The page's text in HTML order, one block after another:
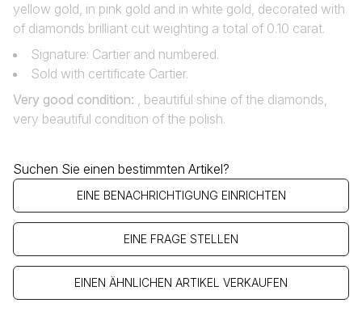
yellow gold, in pink gold and in white gold, decorated with
of diamonds brilliant cut weighting a total of 0.10 carat.
Signature: Cartier and numbered.
Sold with certificate Cartier.
Very good condition: , beautiful shine of the diamonds,
very beautiful condition of the polish.
Suchen Sie einen bestimmten Artikel?
EINE BENACHRICHTIGUNG EINRICHTEN
EINE FRAGE STELLEN
EINEN ÄHNLICHEN ARTIKEL VERKAUFEN